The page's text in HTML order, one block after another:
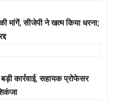
मांगें, सीजेपी ने खत्म किया धरना;
कार्रवाई, सहायक प्रोफेसर